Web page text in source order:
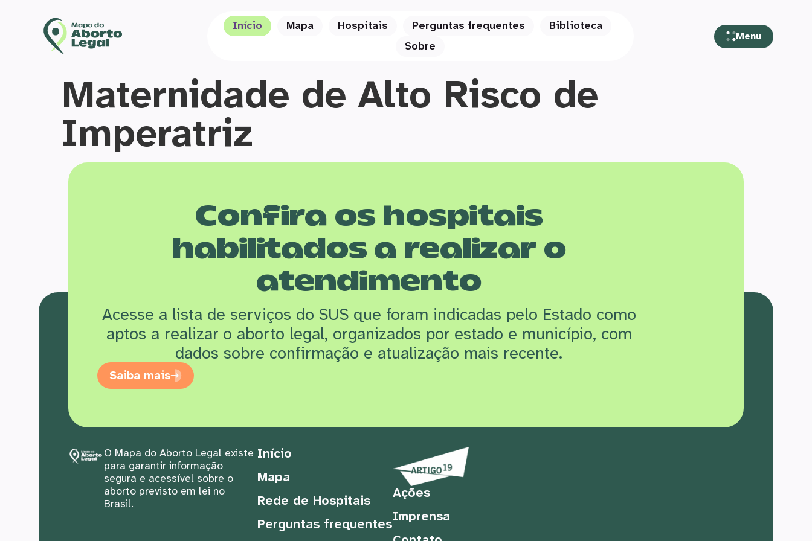
Início Mapa Hospitais Perguntas frequentes
Biblioteca
Sobre
Menu
Maternidade de Alto Risco de
Imperatriz
Confira os hospitais
habilitados a realizar o
atendimento
Acesse a lista de serviços do SUS que foram indicadas pelo Estado como
aptos a realizar o aborto legal, organizados por estado e município, com
dados sobre confirmação e atualização mais recente.
Saiba mais
O Mapa do Aborto Legal existe
para garantir informação
segura e acessível sobre o
aborto previsto em lei no
Brasil.
Início
Mapa
Rede de Hospitais
Perguntas frequentes
Ações
Imprensa